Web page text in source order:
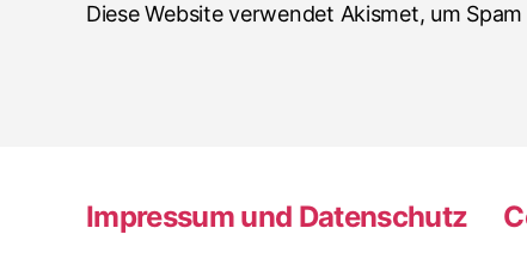
Diese Website verwendet Akismet, um
Impressum und Datenschutz